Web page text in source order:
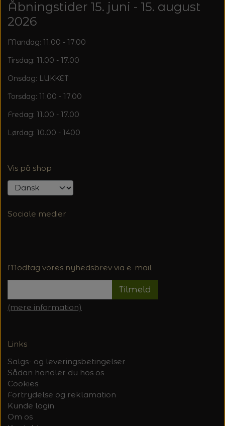
Åbningstider 15. juni - 15. august
2026
Mandag: 11.00 - 17.00
Tirsdag: 11.00 - 17.00
Onsdag: LUKKET
Torsdag: 11.00 - 17.00
Fredag: 11.00 - 17.00
Lørdag: 10.00 - 1400
Vis på shop
Sociale medier
Modtag vores nyhedsbrev via e-mail
Tilmeld
(mere information)
Links
Salgs- og leveringsbetingelser
Sådan handler du hos os
Cookies
Fortrydelse og reklamation
Kunde login
Om os